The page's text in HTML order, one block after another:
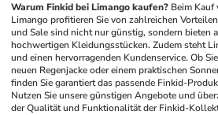
Warum Finkid bei Limango kaufen? Beim
Limango profitieren Sie von zahlreichen
und Sale sind nicht nur günstig, sondern bieten
hochwertigen Kleidungsstücken. Zudem steht
und einen hervorragenden Kundenservice. Ob
neuen Regenjacke oder einem praktischen
finden Sie garantiert das passende Finkid-
Nutzen Sie unsere günstigen Angebote und
der Qualität und Funktionalität der Finkid-